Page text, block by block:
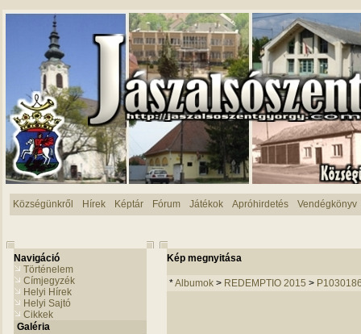
Községünkről Hírek Képtár Fórum Játékok Apróhirdetés Vendégkönyv
Navigáció
Történelem
Címjegyzék
Helyi Hírek
Helyi Sajtó
Cikkek
Galéria
Kép megnyitása
*Albumok > REDEMPTIO 2015 >